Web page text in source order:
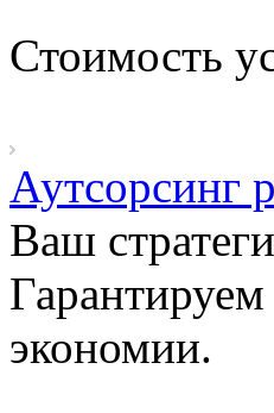
Стоимость
Аутсорсинг
Ваш
экономии.